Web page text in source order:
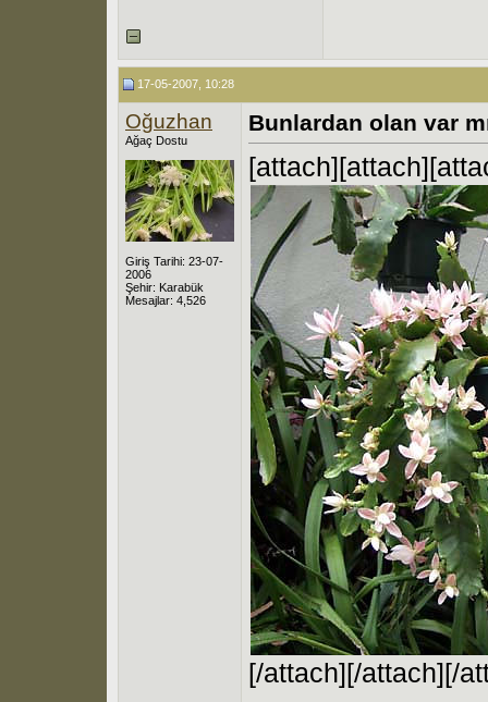
17-05-2007, 10:28
Oğuzhan
Ağaç Dostu
Giriş Tarihi: 23-07-
2006
Şehir: Karabük
Mesajlar: 4,526
Bunlardan olan var
[/attach][/attach][/